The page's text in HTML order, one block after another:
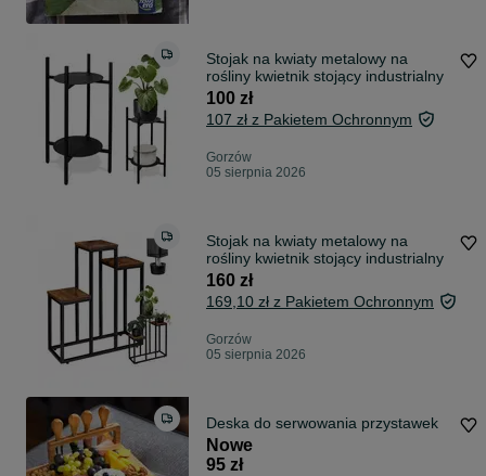
Stojak na kwiaty metalowy na
rośliny kwietnik stojący industrialny
100 zł
107 zł z Pakietem Ochronnym
Gorzów
05 sierpnia 2026
Stojak na kwiaty metalowy na
rośliny kwietnik stojący industrialny
160 zł
169,10 zł z Pakietem Ochronnym
Gorzów
05 sierpnia 2026
Deska do serwowania przystawek
Nowe
95 zł